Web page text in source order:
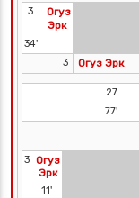
3
Огуз
Эрк
34'
3
Огуз Эрк
27
77'
3 Огуз
Эрк
11'